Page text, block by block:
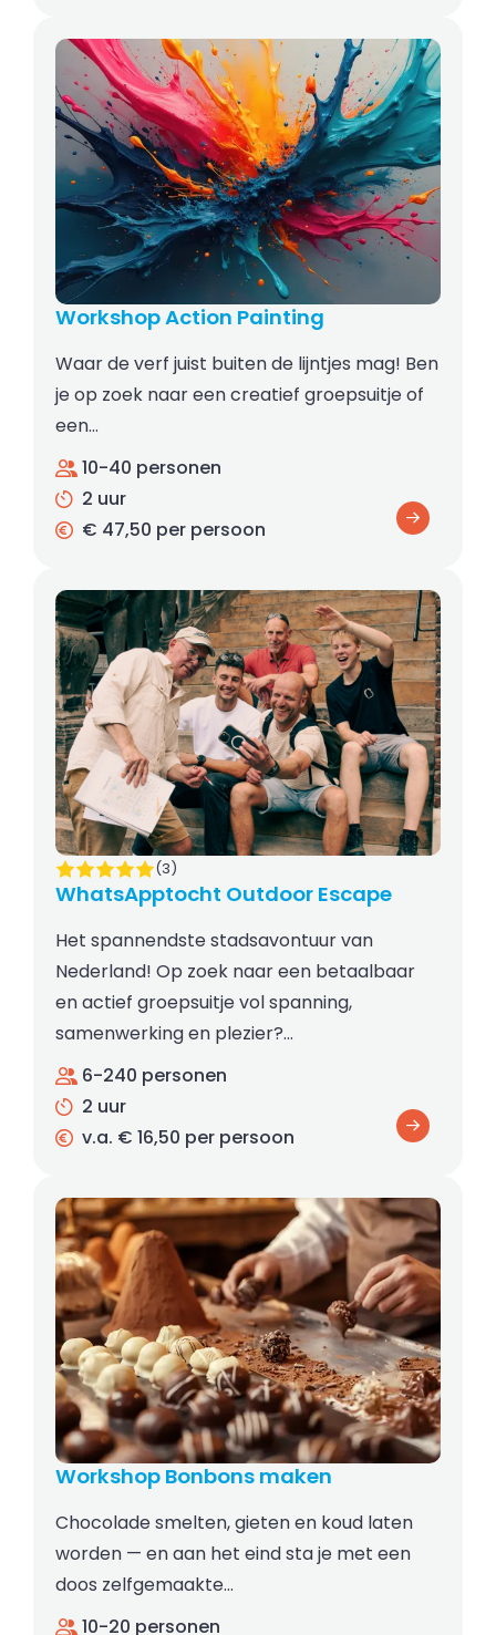
Workshop Action Painting
Waar de verf juist buiten de lijntjes mag! Ben
je op zoek naar een creatief groepsuitje of
een…
10-40 personen
2 uur
€ 47,50 per persoon
WhatsApptocht Outdoor Escape
(3)
Het spannendste stadsavontuur van
Nederland! Op zoek naar een betaalbaar
en actief groepsuitje vol spanning,
samenwerking en plezier?…
6-240 personen
2 uur
v.a. € 16,50 per persoon
Workshop Bonbons maken
Chocolade smelten, gieten en koud laten
worden — en aan het eind sta je met een
doos zelfgemaakte…
10-20 personen